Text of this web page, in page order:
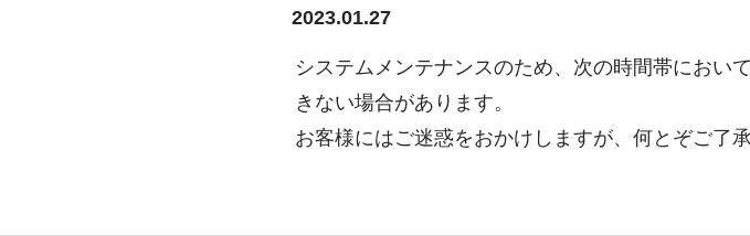
2023.01.27
システムメンテナンスのため、次の時間帯におい
きない場合があります。
お客様にはご迷惑をおかけしますが、何とぞご了